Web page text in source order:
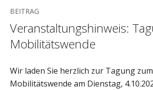
BEITRAG
Veranstaltungshinweis:
Mobilitätswende
Wir laden Sie herzlich zur Tagung
Mobilitätswende am Dienstag,